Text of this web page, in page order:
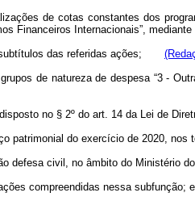
de cotas constantes dos
Financeiros Internacionais”,
subtítulos das referidas ações;
de natureza de despesa “3 -
no § 2º do art. 14 da Lei de
patrimonial do exercício de 2020, nos
defesa civil, no âmbito do Ministério
compreendidas nessa subfunção; e